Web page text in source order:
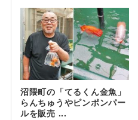
沼隈町の「てるくん金魚」
らんちゅうやピンポンパー
ルを販売 ...